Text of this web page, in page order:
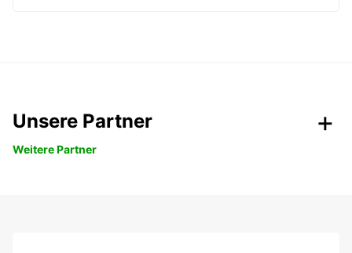
Unsere Partner
Weitere Partner